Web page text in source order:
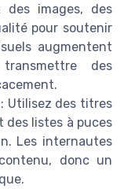
des images, des
pour soutenir
augmentent
des
: Utilisez des titres
des listes à puces
Les internautes
donc un